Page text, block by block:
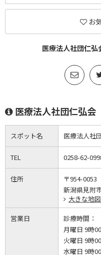
お
医療法人社団仁
医療法人社団仁弘
スポット名 医療法人社
TEL 0258-62-
住所
〒954-0053
新潟県見附
大きな地
営業日
診療時間：
月曜日 9時
火曜日 9時
水曜日 9時